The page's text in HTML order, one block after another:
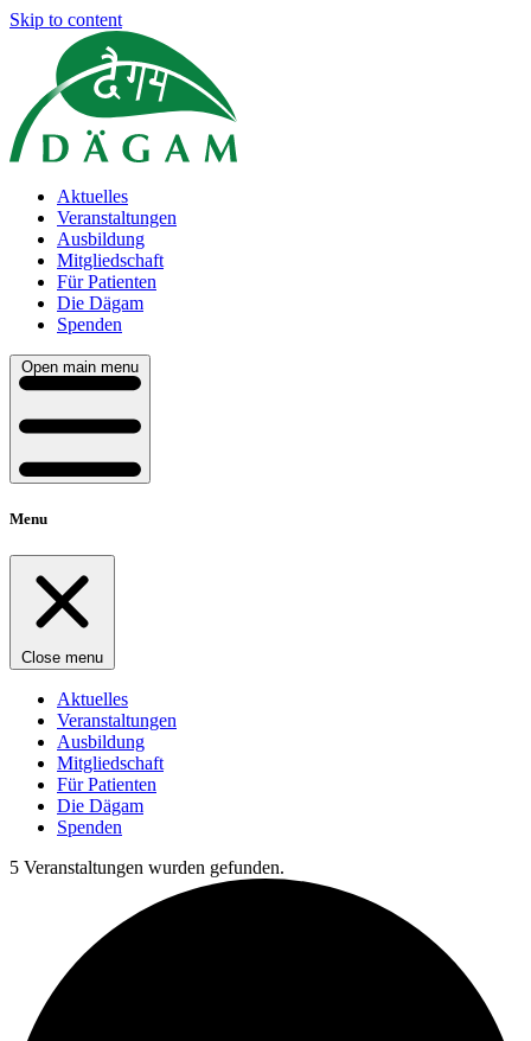
Skip to content
Aktuelles
Veranstaltungen
Ausbildung
Mitgliedschaft
Für Patienten
Die Dägam
Spenden
Open main menu
Menu
Close menu
Aktuelles
Veranstaltungen
Ausbildung
Mitgliedschaft
Für Patienten
Die Dägam
Spenden
5 Veranstaltungen wurden gefunden.